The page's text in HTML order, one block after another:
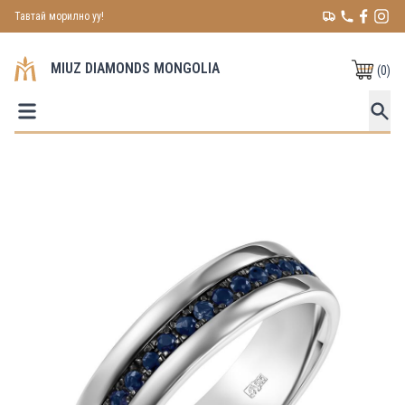
Тавтай морилно уу!
MIUZ DIAMONDS MONGOLIA (0)